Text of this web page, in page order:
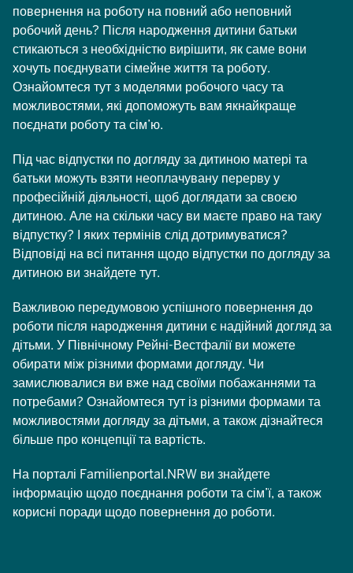
повернення на роботу на повний або неповний
робочий день? Після народження дитини батьки
стикаються з необхідністю вирішити, як саме вони
хочуть поєднувати сімейне життя та роботу.
Ознайомтеся тут з моделями робочого часу та
можливостями, які допоможуть вам якнайкраще
поєднати роботу та сім’ю.
Під час відпустки по догляду за дитиною матері та
батьки можуть взяти неоплачувану перерву у
професійній діяльності, щоб доглядати за своєю
дитиною. Але на скільки часу ви маєте право на таку
відпустку? І яких термінів слід дотримуватися?
Відповіді на всі питання щодо відпустки по догляду за
дитиною ви знайдете тут.
Важливою передумовою успішного повернення до
роботи після народження дитини є надійний догляд за
дітьми. У Північному Рейні-Вестфалії ви можете
обирати між різними формами догляду. Чи
замислювалися ви вже над своїми побажаннями та
потребами? Ознайомтеся тут із різними формами та
можливостями догляду за дітьми, а також дізнайтеся
більше про концепції та вартість.
На порталі Familienportal.NRW ви знайдете
інформацію щодо поєднання роботи та сім’ї, а також
корисні поради щодо повернення до роботи.